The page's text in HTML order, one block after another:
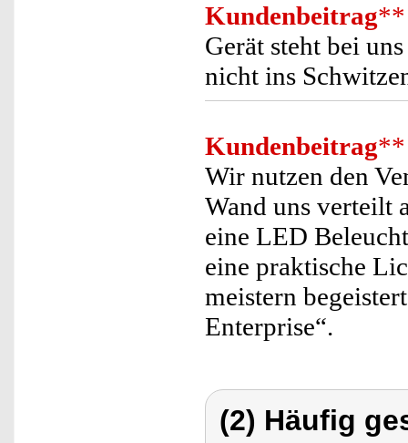
Kundenbeitrag**
Gerät steht bei
nicht ins
Kundenbeitrag**
Wir nutzen den
Wand uns verteilt
eine LED
eine praktische
meistern
Enterprise“.
(2) Häufig